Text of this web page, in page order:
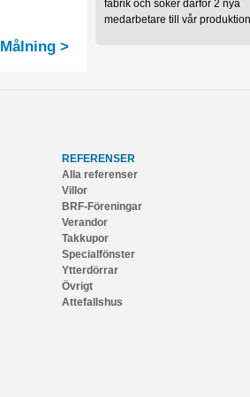
Målning >
fabrik och söker därför 2 nya
medarbetare till vår
REFERENSER
Alla referenser
Villor
BRF-Föreningar
Verandor
Takkupor
Specialfönster
Ytterdörrar
Övrigt
Attefallshus